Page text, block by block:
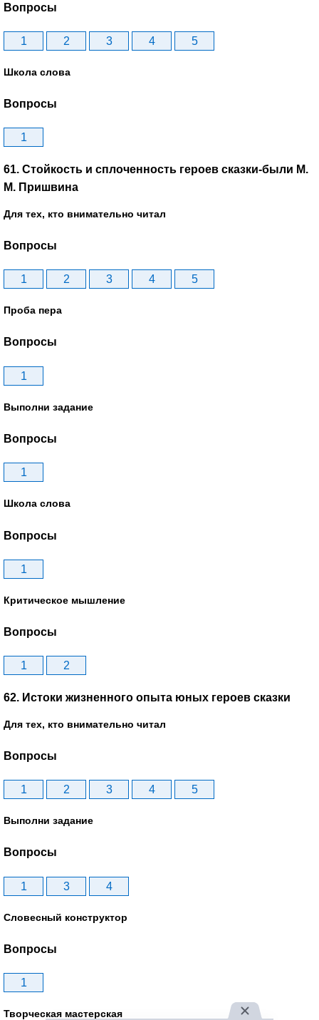
Вопросы
1 2 3 4 5
Школа слова
Вопросы
1
61. Стойкость и сплоченность героев сказки-были М.
М. Пришвина
Для тех, кто внимательно читал
Вопросы
1 2 3 4 5
Проба пера
Вопросы
1
Выполни задание
Вопросы
1
Школа слова
Вопросы
1
Критическое мышление
Вопросы
1 2
62. Истоки жизненного опыта юных героев сказки
Для тех, кто внимательно читал
Вопросы
1 2 3 4 5
Выполни задание
Вопросы
1 3 4
Словесный конструктор
Вопросы
1
Творческая мастерская